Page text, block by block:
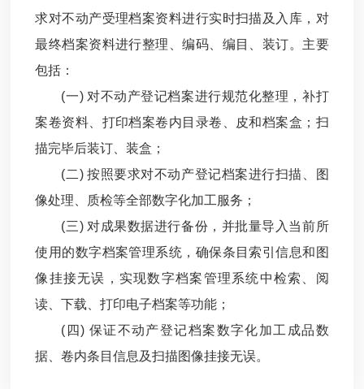
求对不动产受理档案资料进行实时扫描及入库，对
最终档案资料进行整理、编码、编目、装订。主要
包括：
(一) 对不动产登记档案进行规范化整理，补打
案卷资料、打印档案卷内目录卷、皮和档案盒；扫
描完毕后装订、装盒；
(二) 按照要求对不动产登记档案进行扫描、图
像处理、质检等全部数字化加工服务；
(三) 对成果数据进行备份，并批量导入当前所
使用的数字档案管理系统，确保条目索引信息和图
像挂接无误，实现数字档案管理系统中检索、阅
读、下载、打印电子档案等功能；
(四) 保证不动产登记档案数字化加工成品数
据、卷内条目信息及扫描图像挂接无误。